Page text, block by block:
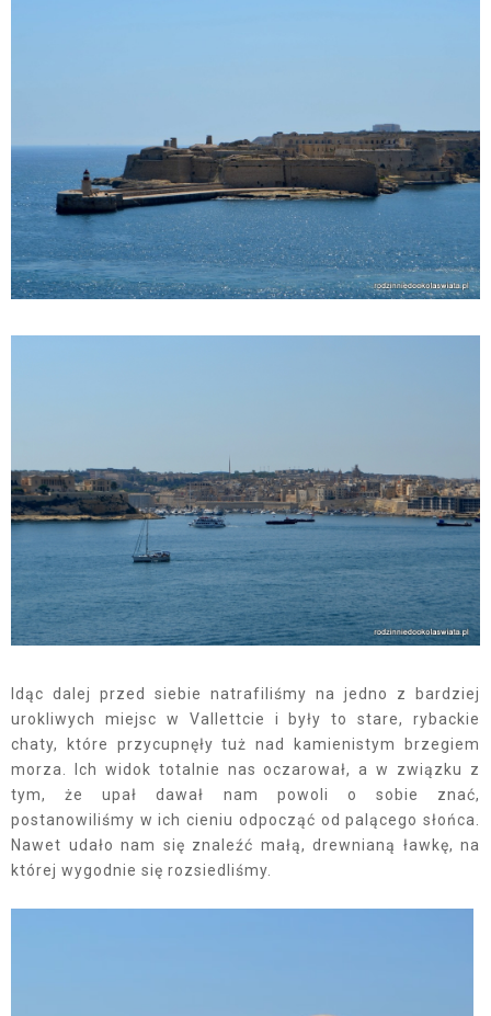
Idąc dalej przed siebie natrafiliśmy na jedno z bardziej
urokliwych miejsc w Vallettcie i były to stare, rybackie
chaty, które przycupnęły tuż nad kamienistym brzegiem
morza. Ich widok totalnie nas oczarował, a w związku z
tym, że upał dawał nam powoli o sobie znać,
postanowiliśmy w ich cieniu odpocząć od palącego słońca.
Nawet udało nam się znaleźć małą, drewnianą ławkę, na
której wygodnie się rozsiedliśmy.